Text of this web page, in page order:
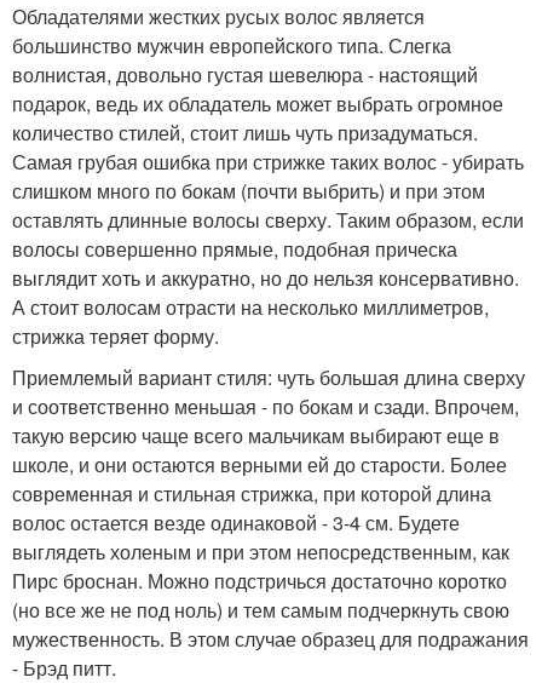
Обладателями жестких русых волос является
большинство мужчин европейского типа. Слегка
волнистая, довольно густая шевелюра - настоящий
подарок, ведь их обладатель может выбрать огромное
количество стилей, стоит лишь чуть призадуматься.
Самая грубая ошибка при стрижке таких волос - убирать
слишком много по бокам (почти выбрить) и при этом
оставлять длинные волосы сверху. Таким образом, если
волосы совершенно прямые, подобная прическа
выглядит хоть и аккуратно, но до нельзя консервативно.
А стоит волосам отрасти на несколько миллиметров,
стрижка теряет форму.
Приемлемый вариант стиля: чуть большая длина сверху
и соответственно меньшая - по бокам и сзади. Впрочем,
такую версию чаще всего мальчикам выбирают еще в
школе, и они остаются верными ей до старости. Более
современная и стильная стрижка, при которой длина
волос остается везде одинаковой - 3-4 см. Будете
выглядеть холеным и при этом непосредственным, как
Пирс броснан. Можно подстричься достаточно коротко
(но все же не под ноль) и тем самым подчеркнуть свою
мужественность. В этом случае образец для подражания
- Брэд питт.